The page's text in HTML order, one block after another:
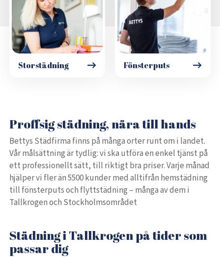
Storstädning Fönsterputs
Proffsig städning, nära till hands
Bettys Städfirma finns på många orter runt om i landet.
Vår målsättning är tydlig: vi ska utföra en enkel tjänst på
ett professionellt sätt, till riktigt bra priser. Varje månad
hjälper vi fler än 5500 kunder med alltifrån hemstädning
till fönsterputs och flyttstädning – många av dem i
Tallkrogen och Stockholmsområdet
Städning i Tallkrogen på tider som
passar dig